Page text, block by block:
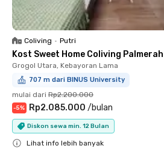
Coliving • Putri
Kost Sweet Home Coliving Palmerah
Grogol Utara, Kebayoran Lama
707 m dari BINUS University
mulai dari Rp2.200.000
-5% Rp2.085.000 /bulan
Diskon sewa min. 12 Bulan
Lihat info lebih banyak